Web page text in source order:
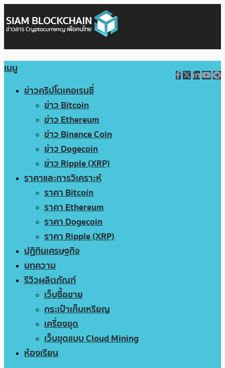
เมนู
ข่าวคริปโตเคอเรนซี่
ข่าว Bitcoin
ข่าว Ethereum
ข่าว Binance Coin
ข่าว Dogecoin
ข่าว Ripple (XRP)
ราคาและการวิเคราะห์
ราคา Bitcoin
ราคา Ethereum
ราคา Dogecoin
ราคา Ripple (XRP)
ปฏิทินเศรษฐกิจ
บทความ
รีวิวผลิตภัณฑ์
เว็บซื้อขาย
กระเป๋าเก็บเหรียญ
เครื่องขุด
เว็บขุดแบบ Cloud Mining
ห้องเรียน